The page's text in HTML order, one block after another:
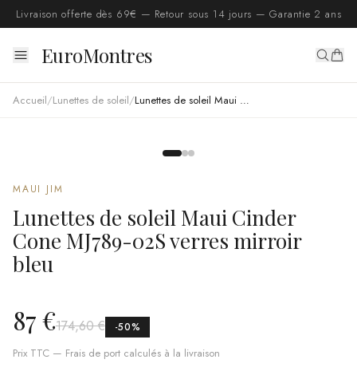
Livraison offerte dès 69€ — Retour sous 14 jours — Garantie 2 ans
EuroMontres
Accueil/Lunettes de soleil/ Lunettes de soleil Maui Cinder Cone MJ789-02S verres mirroir bleu
MAUI JIM
Lunettes de soleil Maui Cinder
Cone MJ789-02S verres mirroir
bleu
87 €174,60 € -50%
Prix TTC — Frais de port calculés à la livraison